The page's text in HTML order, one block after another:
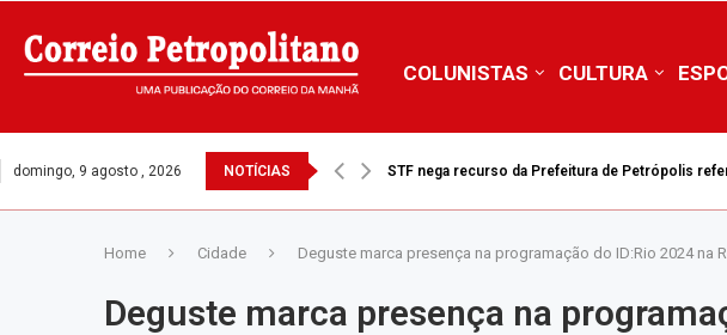
COLUNISTAS CULTURA
domingo, 9 agosto , 2026 NOTÍCIAS Ventos fortes: Prefeitura de Petrópolis suspende
Home Cidade Deguste marca presença na programação do ID:Rio 2024 na
Deguste marca presença na